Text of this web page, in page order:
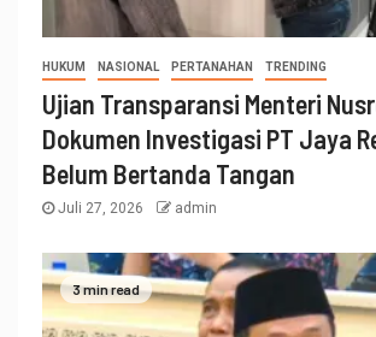
HUKUM NASIONAL PERTANAHAN TRENDING
Ujian Transparansi Menteri
Dokumen Investigasi PT Jaya
Belum Bertanda Tangan
Juli 27, 2026 admin
3 min read